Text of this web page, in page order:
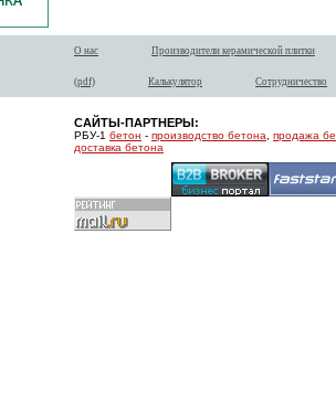
О нас Производители керамической плитки
(pdf) Калькулятор Сотрудничество
САЙТЫ-ПАРТНЕРЫ:
РБУ-1 бетон - производство бетона
продажа
доставка бетона